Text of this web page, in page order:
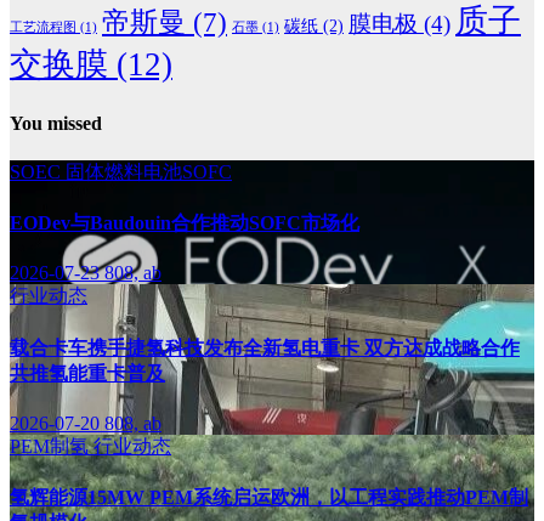
工艺流程图 (1) 帝斯曼 (7) 石墨 (1) 碳纸 (2) 膜电极 (4) 质子
交换膜 (12)
You missed
SOEC 固体燃料电池SOFC
EODev与Baudouin合作推动SOFC市场化
2026-07-23808, ab
行业动态
载合卡车携手捷氢科技发布全新氢电重卡 双方达成战略合作
共推氢能重卡普及
2026-07-20 808, ab
PEM制氢行业动态
氢辉能源15MW PEM系统启运欧洲，以工程实践推动PEM制